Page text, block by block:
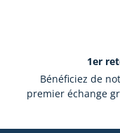
1er
Bénéficiez de
premier échange